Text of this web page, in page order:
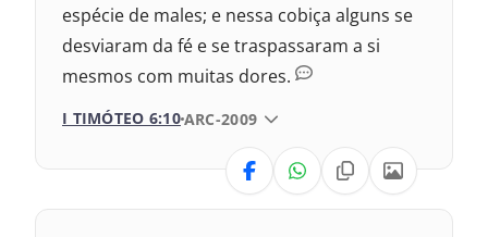
Nova Versão Internacional
2017 – Nova Almeida Atualizada
1969 – Almeida Revisada e Corrigida
1993 – Almeida Revisada e Atualizada
espécie de males; e nessa cobiça alguns se
desviaram da fé e se traspassaram a si
mesmos com muitas dores.
I TIMÓTEO 6:10 VERSÃO DA BÍBLIA
ARC-2009
VERSÃO